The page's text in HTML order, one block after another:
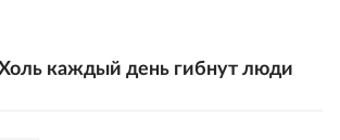
каждый день гибнут люди